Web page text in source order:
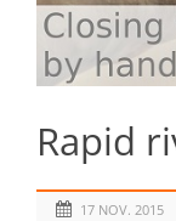
Rapid
17 NOV. 2015